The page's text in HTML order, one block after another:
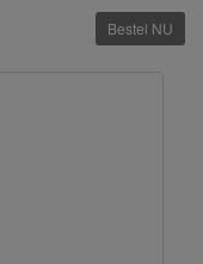
Bestel NU